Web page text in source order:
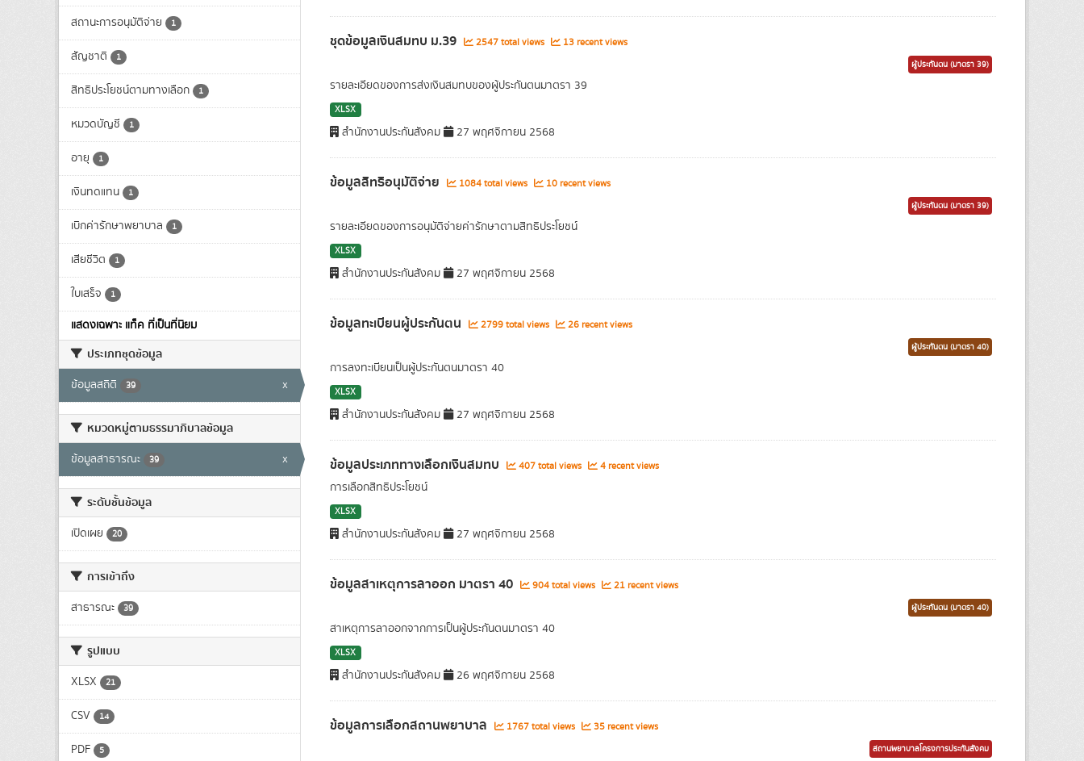
สถานะการอนุมัติจ่าย 1
สัญชาติ 1
สิทธิประโยชน์ตามทางเลือก 1
หมวดบัญชี 1
อายุ 1
เงินทดแทน 1
เบิกค่ารักษาพยาบาล 1
เสียชีวิต 1
ใบเสร็จ 1
แสดงเฉพาะ แท็ค ที่เป็นที่นิยม
ประเภทชุดข้อมูล
ข้อมูลสถิติ 39 x
หมวดหมู่ตามธรรมาภิบาลข้อมูล
ข้อมูลสาธารณะ 39 x
ระดับชั้นข้อมูล
เปิดเผย 20
การเข้าถึง
สาธารณะ 39
รูปแบบ
XLSX 21
CSV 14
PDF 5
ชุดข้อมูลเงินสมทบ ม.39 2547 total views 13 recent views
ผู้ประกันตน (มาตรา 39)
รายละเอียดของการส่งเงินสมทบของผู้ประกันตนมาตรา 39
XLSX
สำนักงานประกันสังคม 27 พฤศจิกายน 2568
ข้อมูลสิทธิอนุมัติจ่าย 1084 total views 10 recent views
ผู้ประกันตน (มาตรา 39)
รายละเอียดของการอนุมัติจ่ายค่ารักษาตามสิทธิประโยชน์
XLSX
สำนักงานประกันสังคม 27 พฤศจิกายน 2568
ข้อมูลทะเบียนผู้ประกันตน 2799 total views 26 recent views
ผู้ประกันตน (มาตรา 40)
การลงทะเบียนเป็นผู้ประกันตนมาตรา 40
XLSX
สำนักงานประกันสังคม 27 พฤศจิกายน 2568
ข้อมูลประเภททางเลือกเงินสมทบ 407 total views 4 recent views
การเลือกสิทธิประโยชน์
XLSX
สำนักงานประกันสังคม 27 พฤศจิกายน 2568
ข้อมูลสาเหตุการลาออก มาตรา 40 904 total views 21 recent views
ผู้ประกันตน (มาตรา 40)
สาเหตุการลาออกจากการเป็นผู้ประกันตนมาตรา 40
XLSX
สำนักงานประกันสังคม 26 พฤศจิกายน 2568
ข้อมูลการเลือกสถานพยาบาล 1767 total views 35 recent views
สถานพยาบาลโครงการประกันสังคม